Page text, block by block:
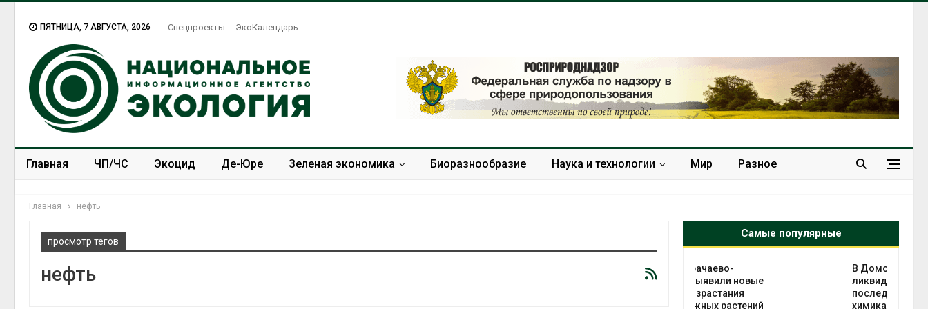
ПЯТНИЦА, 7 АВГУСТА, 2026 Спецпроекты ЭкоКалендарь
Главная ЧП/ЧС Экоцид Де-Юре Зеленая экономика Биоразнообразие Наука и технологии Мир Разное
Главная нефть
просмотр тегов
нефть
Самые популярные
В горах Карачаево-
Черкесии выявили новые
ликвидируют
последствия разлива
химикатов после пожара